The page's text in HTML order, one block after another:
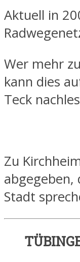
Aktuell in
Wer mehr
kann dies
Teck
Zu
Stadt